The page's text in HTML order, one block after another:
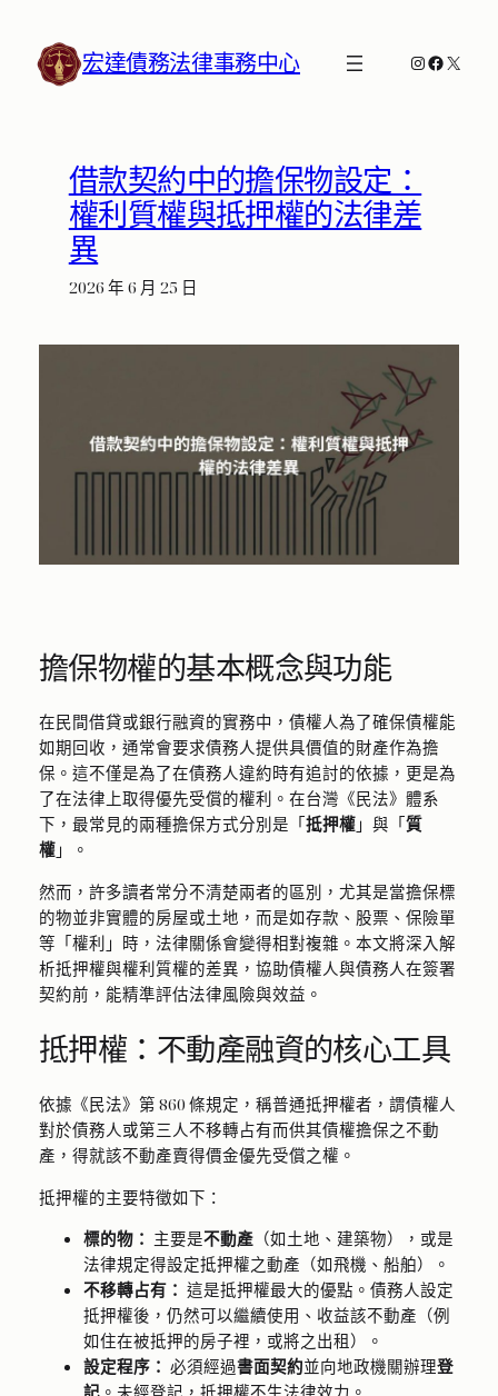
宏達債務法律事務中心 Instagram
X
借款契約中的擔保物設定：
權利質權與抵押權的法律差
異
2026 年 6 月 25 日
擔保物權的基本概念與功能
在民間借貸或銀行融資的實務中，債權人為了確保債權能
如期回收，通常會要求債務人提供具價值的財產作為擔
保。這不僅是為了在債務人違約時有追討的依據，更是為
了在法律上取得優先受償的權利。在台灣《民法》體系
下，最常見的兩種擔保方式分別是「抵押權」與「質
權」。
然而，許多讀者常分不清楚兩者的區別，尤其是當擔保標
的物並非實體的房屋或土地，而是如存款、股票、保險單
等「權利」時，法律關係會變得相對複雜。本文將深入解
析抵押權與權利質權的差異，協助債權人與債務人在簽署
契約前，能精準評估法律風險與效益。
抵押權：不動產融資的核心工具
依據《民法》第 860 條規定，稱普通抵押權者，謂債權人
對於債務人或第三人不移轉占有而供其債權擔保之不動
產，得就該不動產賣得價金優先受償之權。
抵押權的主要特徵如下：
標的物： 主要是不動產（如土地、建築物），或是
法律規定得設定抵押權之動產（如飛機、船舶）。
不移轉占有： 這是抵押權最大的優點。債務人設定
抵押權後，仍然可以繼續使用、收益該不動產（例
如住在被抵押的房子裡，或將之出租）。
設定程序： 必須經過書面契約並向地政機關辦理登